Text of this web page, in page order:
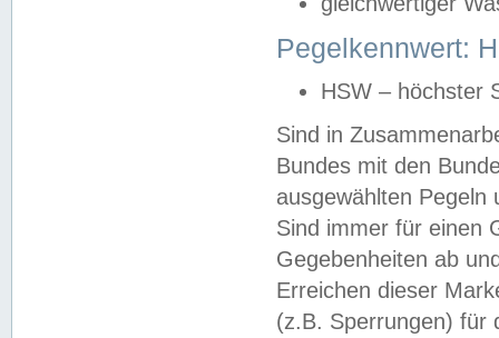
Pegelkennwert:
HSW – höchster
Sind in
Bundes mit den
ausgewählten
Sind immer für einen
Gegebenheiten ab
Erreichen dieser
(z.B. Sperrungen) für